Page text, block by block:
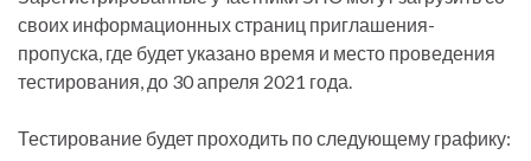
своих информационных страниц приглашения-
пропуска, где будет указано время и место проведения
тестирования, до 30 апреля 2021 года.
Тестирование будет проходить по следующему графику: